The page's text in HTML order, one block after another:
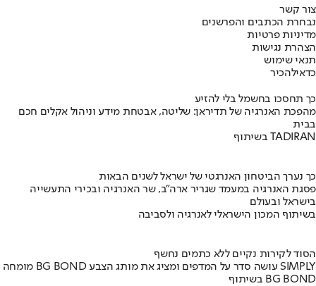
צור קשר
נבחרת הכתבים והפרשנים
מדיניות פרטיות
הצהרת נגישות
תנאי שימוש
כדאילהכיר
כך תחסכו בחשמל בלי להזיע
מהפכת האנרגיה של תדיראן: שליטה, אבטחת מידע וניהול אקלים חכם
בבית
בשיתוף TADIRAN
כך נערך הביטחון האנרגטי של ישראל לשנים הבאות
פסגת האנרגיה במעמד שגריר ארה"ב, שר האנרגיה ובכירי התעשייה
בישראל ובעולם
בשיתוף המכון הישראלי לאנרגיה ולסביבה
הסוד לקירות נקיים ללא כתמים נחשף
מומחה BG BOND עושה סדר על המדפים ומציג את מותג הצבע SIMPLY
בשיתוף BG BOND